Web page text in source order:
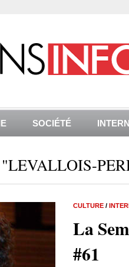
SOCIÉTÉ
CULTURE/
La
#61